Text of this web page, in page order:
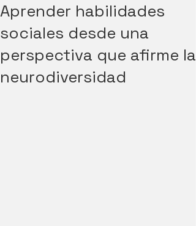
Aprender habilidades
sociales desde una
perspectiva que afirme la
neurodiversidad